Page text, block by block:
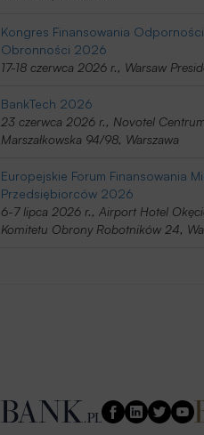
Kongres Finansowania
Obronności 2026
17-18 czerwca 2026 r., Warsaw
BankTech 2026
23 czerwca 2026 r., Novotel
Marszałkowska 94/98, Warszawa
Europejskie Forum Finansowania
Przedsiębiorców 2026
6-7 lipca 2026 r., Airport Hotel
Komitetu Obrony Robotników 24,